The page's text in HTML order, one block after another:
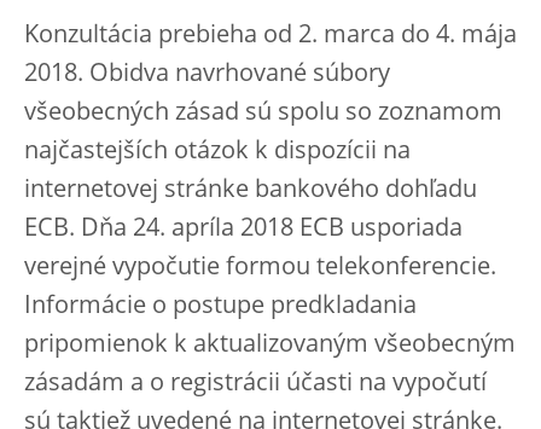
Konzultácia prebieha od 2. marca do 4. mája
2018. Obidva navrhované súbory
všeobecných zásad sú spolu so zoznamom
najčastejších otázok k dispozícii na
internetovej stránke bankového dohľadu
ECB. Dňa 24. apríla 2018 ECB usporiada
verejné vypočutie formou telekonferencie.
Informácie o postupe predkladania
pripomienok k aktualizovaným všeobecným
zásadám a o registrácii účasti na vypočutí
sú taktiež uvedené na internetovej stránke.